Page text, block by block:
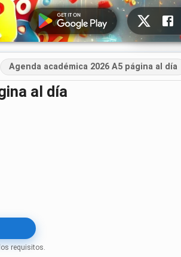
Redes sociales
Agenda académica 2026 A5 página al día
al día
requisitos.